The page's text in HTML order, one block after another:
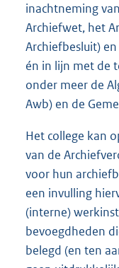
inachtneming
Archiefwet, het
Archiefbesluit)
én in lijn met de
onder meer de
Awb) en de
Het college kan
van de
voor hun
een invulling
(interne)
bevoegdheden
belegd (en ten